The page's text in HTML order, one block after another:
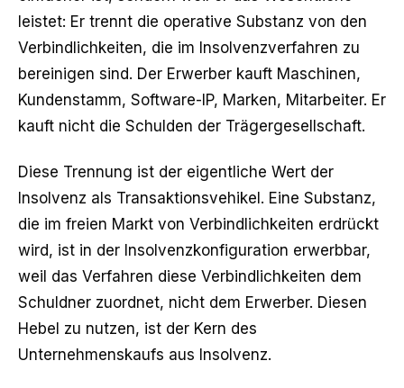
leistet: Er trennt die operative Substanz von den
Verbindlichkeiten, die im Insolvenzverfahren zu
bereinigen sind. Der Erwerber kauft Maschinen,
Kundenstamm, Software-IP, Marken, Mitarbeiter. Er
kauft nicht die Schulden der Trägergesellschaft.
Diese Trennung ist der eigentliche Wert der
Insolvenz als Transaktionsvehikel. Eine Substanz,
die im freien Markt von Verbindlichkeiten erdrückt
wird, ist in der Insolvenzkonfiguration erwerbbar,
weil das Verfahren diese Verbindlichkeiten dem
Schuldner zuordnet, nicht dem Erwerber. Diesen
Hebel zu nutzen, ist der Kern des
Unternehmenskaufs aus Insolvenz.